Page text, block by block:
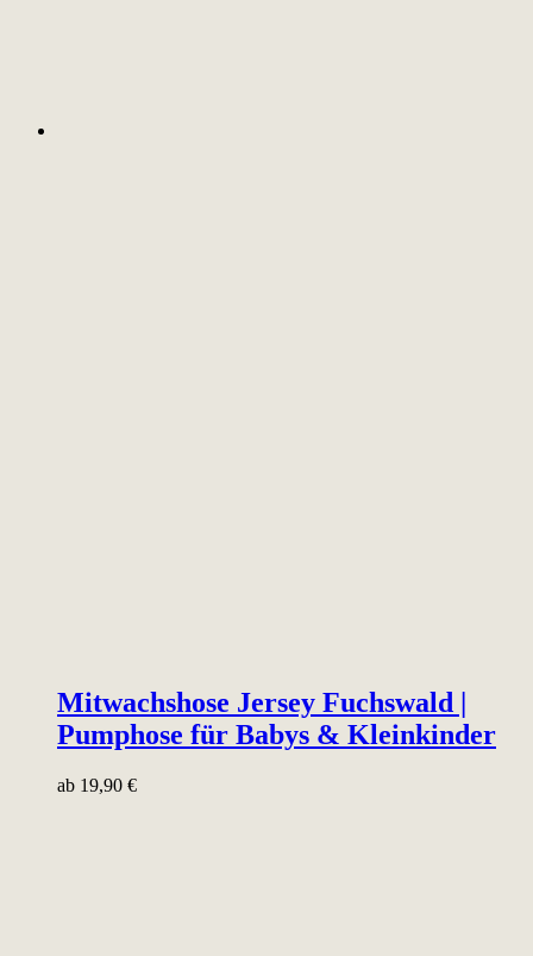
Mitwachshose Jersey Fuchswald |
Pumphose für Babys & Kleinkinder
ab 19,90 €